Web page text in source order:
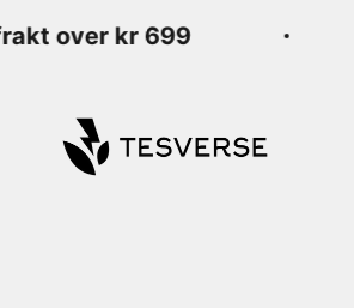
over kr 699
Tesverse